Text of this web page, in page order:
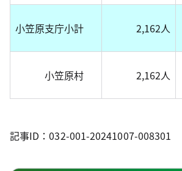
小笠原支庁小計 2,162人
小笠原村 2,162人
記事ID：032-001-20241007-008301